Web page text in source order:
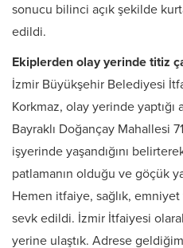
sonucu bilinci açık şekilde
edildi.
Ekiplerden olay yerinde titiz
İzmir Büyükşehir Belediyesi
Korkmaz, olay yerinde yaptığı
Bayraklı Doğançay Mahallesi
işyerinde yaşandığını
patlamanın olduğu ve göçük
Hemen itfaiye, sağlık,
sevk edildi. İzmir İtfaiyesi
yerine ulaştık. Adrese